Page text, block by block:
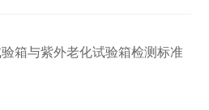
箱与紫外老化试验箱检测标准